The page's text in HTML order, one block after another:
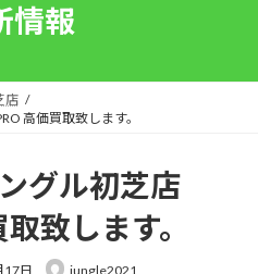
情報
店
高価買取致します。
グル初芝店
致します。
17日 jungle2021